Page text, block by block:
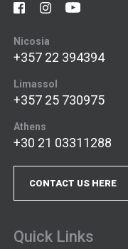
Nicosia
+357 22 394394
Limassol
+357 25 730975
Athens
+30 21 03311288
CONTACT US HERE
Quick Links